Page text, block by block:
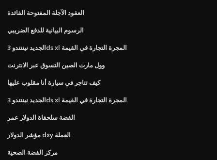
العقود الآجلة المفتوحة الفائدة
الرسوم البيانية للدفع الضريبي
الجديد نينتندو 3ds xl المجرة التجارة في القيمة
وول مارت الصين التسوق عبر الانترنت
كيف تتاجر في سيارة أنا مقلوب عليها
الجديد نينتندو 3ds xl المجرة التجارة في القيمة
الفضة سلحفاة الدولار عمر
مؤشر الدولار dxy العملة
مركز الفضة الصحية